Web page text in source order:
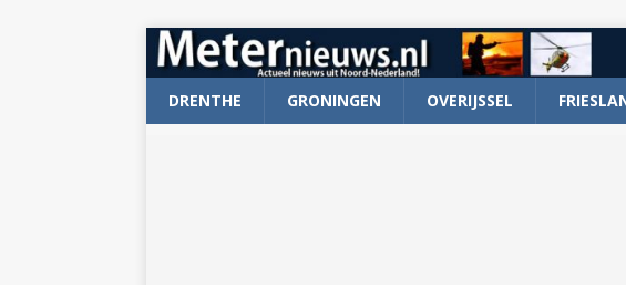
DRENTHE GRONINGEN OVERIJSSEL